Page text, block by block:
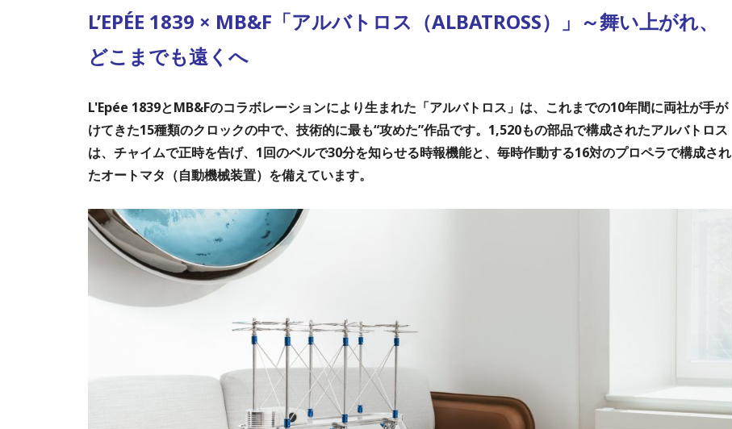
L’EPÉE 1839 × MB&F「アルバトロス（ALBATROSS）」～舞い上がれ、
どこまでも遠くへ
L'Epée 1839とMB&Fのコラボレーションにより生まれた「アルバトロス」は、これまでの10年間に両社が手が
けてきた15種類のクロックの中で、技術的に最も“攻めた”作品です。1,520もの部品で構成されたアルバトロス
は、チャイムで正時を告げ、1回のベルで30分を知らせる時報機能と、毎時作動する16対のプロペラで構成され
たオートマタ（自動機械装置）を備えています。